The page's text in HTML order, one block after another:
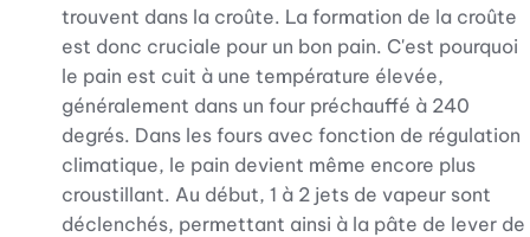
trouvent dans la croûte. La formation de la croûte
est donc cruciale pour un bon pain. C'est pourquoi
le pain est cuit à une température élevée,
généralement dans un four préchauffé à 240
degrés. Dans les fours avec fonction de régulation
climatique, le pain devient même encore plus
croustillant. Au début, 1 à 2 jets de vapeur sont
déclenchés, permettant ainsi à la pâte de lever de